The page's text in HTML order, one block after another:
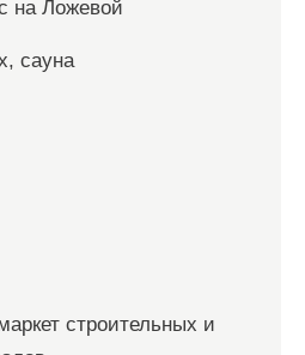
на Ложевой
сауна
строительных и